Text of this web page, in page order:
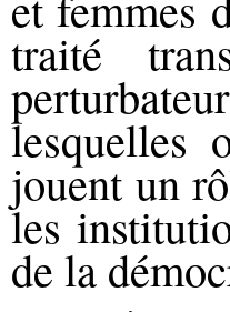
traité
lesquelles
jouent un
les
de la